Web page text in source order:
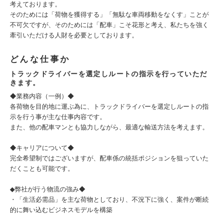
考えております。
そのためには「荷物を獲得する」「無駄な車両移動をなくす」ことが
不可欠ですが、そのためには「配車」こそ花形と考え、私たちを強く
牽引いただける人財を必要としております。
どんな仕事か
トラックドライバーを選定しルートの指示を行っていただ
きます。
◆業務内容（一例）◆
各荷物を目的地に運ぶ為に、トラックドライバーを選定しルートの指
示を行う事が主な仕事内容です。
また、他の配車マンとも協力しながら、最適な輸送方法を考えます。
◆キャリアについて◆
完全希望制ではございますが、配車係の統括ポジションを狙っていた
だくことも可能です。
◆弊社が行う物流の強み◆
・「生活必需品」を主な荷物としており、不況下に強く、案件が断続
的に舞い込むビジネスモデルを構築